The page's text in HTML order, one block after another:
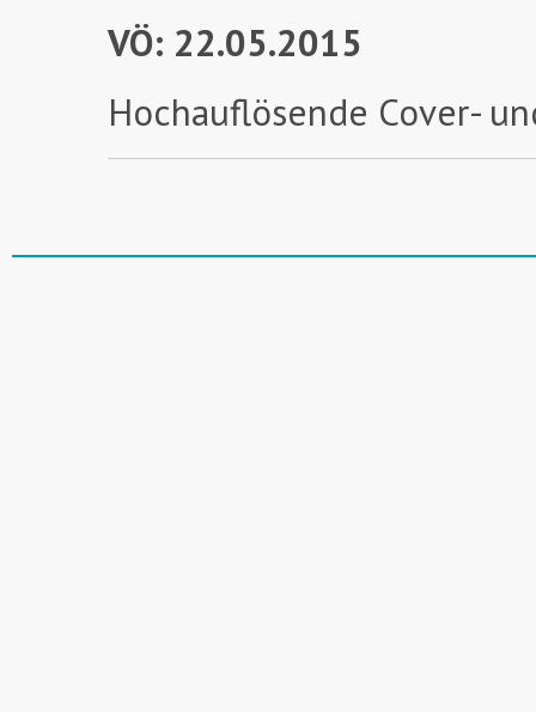
VÖ: 22.05.2015
Hochauflösende Cover-